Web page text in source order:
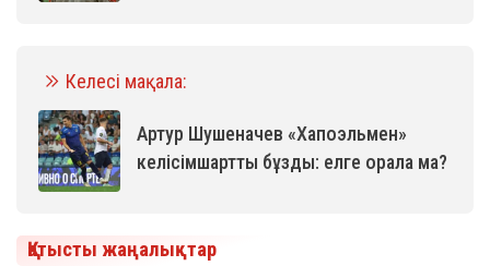
Келесі мақала:
Артур Шушеначев «Хапоэльмен»
келісімшартты бұзды: елге орала ма?
Қатысты жаңалықтар